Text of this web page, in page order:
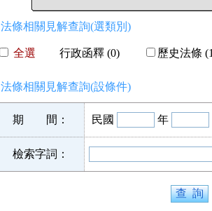
法條相關見解查詢(選類別)
全選 行政函釋 (0) 歷史法條
法條相關見解查詢(設條件)
期 間： 民國 年
檢索字詞：